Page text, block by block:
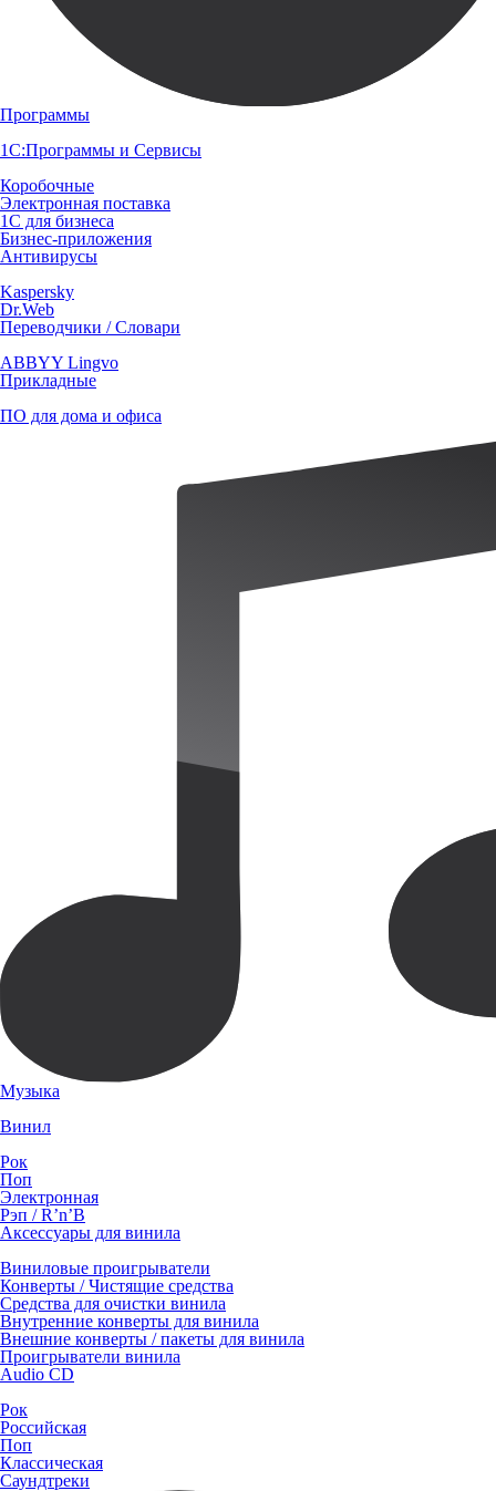
Программы
1С:Программы и Сервисы
Коробочные
Электронная поставка
1С для бизнеса
Бизнес-приложения
Антивирусы
Kaspersky
Dr.Web
Переводчики / Словари
ABBYY Lingvo
Прикладные
ПО для дома и офиса
Музыка
Винил
Рок
Поп
Электронная
Рэп / R’n’B
Аксессуары для винила
Виниловые проигрыватели
Конверты / Чистящие средства
Средства для очистки винила
Внутренние конверты для винила
Внешние конверты / пакеты для винила
Проигрыватели винила
Audio CD
Рок
Российская
Поп
Классическая
Саундтреки